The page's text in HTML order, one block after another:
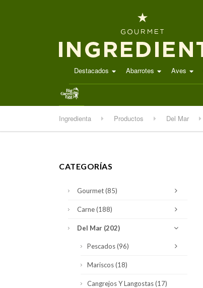
Destacados Abarrotes Aves
.
Ingredienta Productos Del Mar
CATEGORÍAS
Gourmet(85)
Carne(188)
Del Mar (202)
Pescados(96)
Mariscos(18)
Cangrejos Y Langostas(17)